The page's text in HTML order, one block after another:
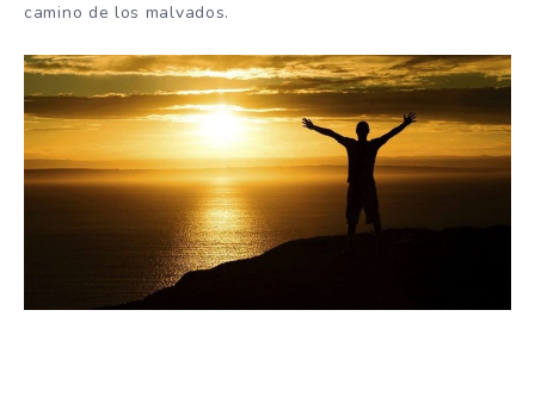
camino de los malvados.